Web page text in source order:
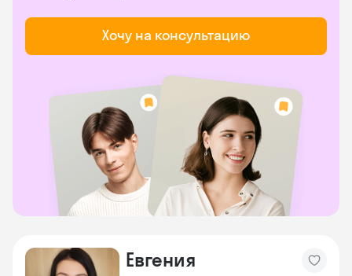
Хочу на консультацию
Евгения